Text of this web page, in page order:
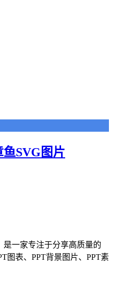
SVG图片
是一家专注于分享高质量的
图表、PPT背景图片、PPT素